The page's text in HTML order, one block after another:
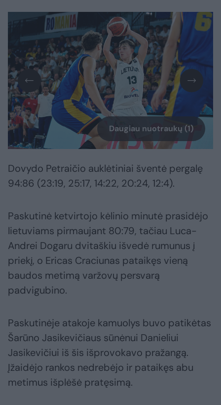
Daugiau nuotraukų (1)
Dovydo Petraičio auklėtiniai šventė pergalę
94:86 (23:19, 25:17, 14:22, 20:24, 12:4).
Paskutinė ketvirtojo kėlinio minutė prasidėjo
lietuviams pirmaujant 80:79, tačiau Luca-
Andrei Dogaru dvitaškiu išvedė rumunus į
priekį, o Ericas Craciunas pataikęs vieną
baudos metimą varžovų persvarą
padvigubino.
Paskutinėje atakoje kamuolys buvo patikėtas
Šarūno Jasikevičiaus sūnėnui Danieliui
Jasikevičiui iš šis išprovokavo pražangą.
Įžaidėjo rankos nedrebėjo ir pataikęs abu
metimus išplėšė pratęsimą.